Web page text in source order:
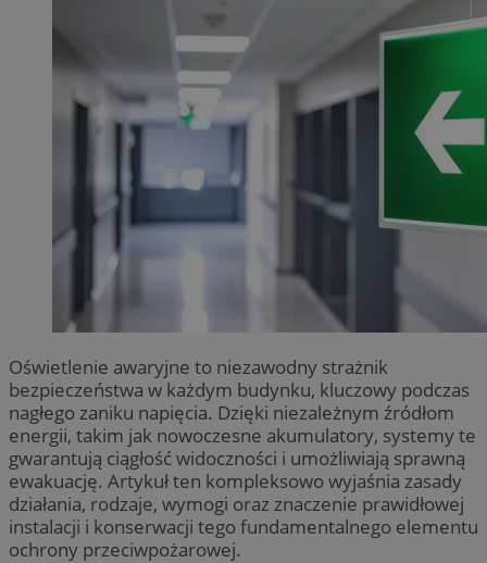
Oświetlenie awaryjne to niezawodny strażnik
bezpieczeństwa w każdym budynku, kluczowy podczas
nagłego zaniku napięcia. Dzięki niezależnym źródłom
energii, takim jak nowoczesne akumulatory, systemy te
gwarantują ciągłość widoczności i umożliwiają sprawną
ewakuację. Artykuł ten kompleksowo wyjaśnia zasady
działania, rodzaje, wymogi oraz znaczenie prawidłowej
instalacji i konserwacji tego fundamentalnego elementu
ochrony przeciwpożarowej.